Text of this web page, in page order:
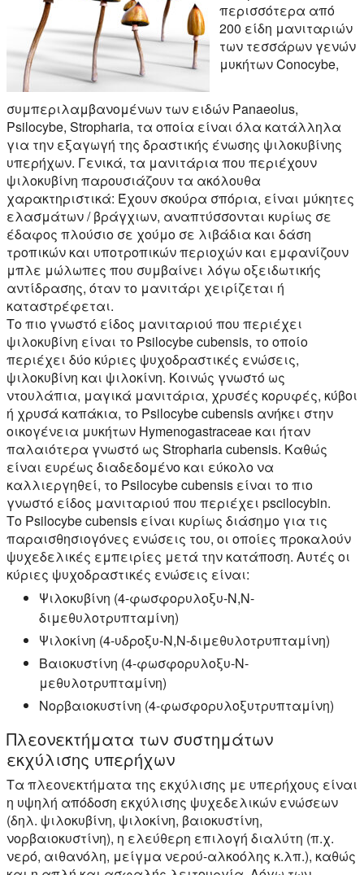
περισσότερα από
200 είδη μανιταριών
των τεσσάρων γενών
μυκήτων Conocybe,
συμπεριλαμβανομένων των ειδών Panaeolus,
Psilocybe, Stropharia, τα οποία είναι όλα κατάλληλα
για την εξαγωγή της δραστικής ένωσης ψιλοκυβίνης
υπερήχων. Γενικά, τα μανιτάρια που περιέχουν
ψιλοκυβίνη παρουσιάζουν τα ακόλουθα
χαρακτηριστικά: Έχουν σκούρα σπόρια, είναι μύκητες
ελασμάτων / βράγχιων, αναπτύσσονται κυρίως σε
έδαφος πλούσιο σε χούμο σε λιβάδια και δάση
τροπικών και υποτροπικών περιοχών και εμφανίζουν
μπλε μώλωπες που συμβαίνει λόγω οξειδωτικής
αντίδρασης, όταν το μανιτάρι χειρίζεται ή
καταστρέφεται.
Το πιο γνωστό είδος μανιταριού που περιέχει
ψιλοκυβίνη είναι το Psilocybe cubensis, το οποίο
περιέχει δύο κύριες ψυχοδραστικές ενώσεις,
ψιλοκυβίνη και ψιλοκίνη. Κοινώς γνωστό ως
ντουλάπια, μαγικά μανιτάρια, χρυσές κορυφές, κύβοι
ή χρυσά καπάκια, το Psilocybe cubensis ανήκει στην
οικογένεια μυκήτων Hymenogastraceae και ήταν
παλαιότερα γνωστό ως Stropharia cubensis. Καθώς
είναι ευρέως διαδεδομένο και εύκολο να
καλλιεργηθεί, το Psilocybe cubensis είναι το πιο
γνωστό είδος μανιταριού που περιέχει pscilocybin.
Το Psilocybe cubensis είναι κυρίως διάσημο για τις
παραισθησιογόνες ενώσεις του, οι οποίες προκαλούν
ψυχεδελικές εμπειρίες μετά την κατάποση. Αυτές οι
κύριες ψυχοδραστικές ενώσεις είναι:
Ψιλοκυβίνη (4-φωσφορυλοξυ-N,N-
διμεθυλοτρυπταμίνη)
Ψιλοκίνη (4-υδροξυ-N,N-διμεθυλοτρυπταμίνη)
Βαιοκυστίνη (4-φωσφορυλοξυ-N-
μεθυλοτρυπταμίνη)
Νορβαιοκυστίνη (4-φωσφορυλοξυτρυπταμίνη)
Πλεονεκτήματα των συστημάτων
εκχύλισης υπερήχων
Τα πλεονεκτήματα της εκχύλισης με υπερήχους είναι
η υψηλή απόδοση εκχύλισης ψυχεδελικών ενώσεων
(δηλ. ψιλοκυβίνη, ψιλοκίνη, βαιοκυστίνη,
νορβαιοκυστίνη), η ελεύθερη επιλογή διαλύτη (π.χ.
νερό, αιθανόλη, μείγμα νερού-αλκοόλης κ.λπ.), καθώς